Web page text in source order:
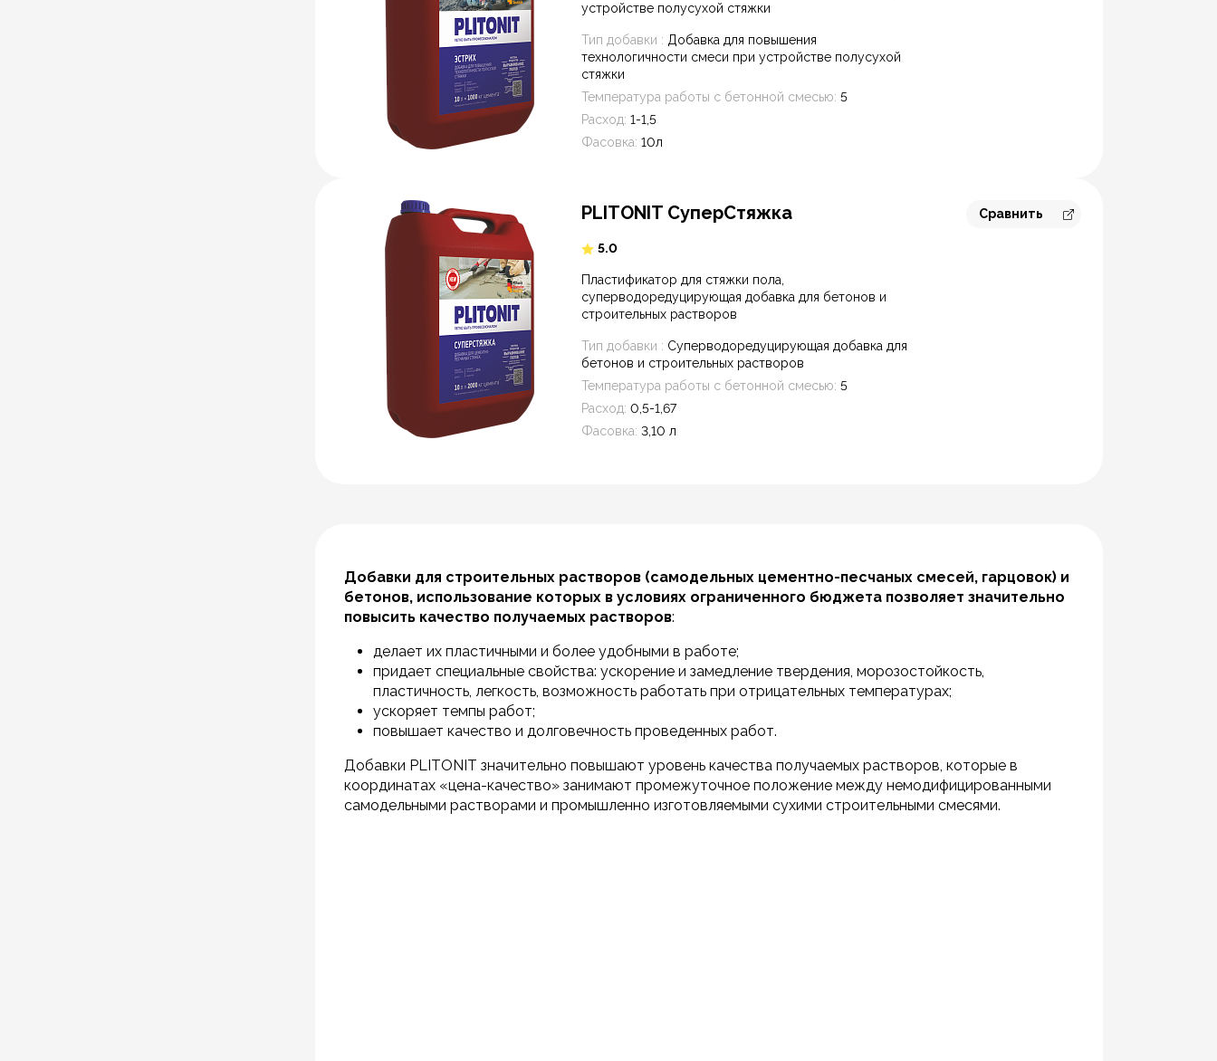
устройстве полусухой стяжки
Тип добавки : Добавка для повышения
технологичности смеси при устройстве полусухой
стяжки
Температура работы с бетонной смесью: 5
Расход: 1-1,5
Фасовка: 10л
PLITONIT СуперСтяжка
5.0
Пластификатор для стяжки пола,
суперводоредуцирующая добавка для бетонов и
строительных растворов
Тип добавки : Суперводоредуцирующая добавка для
бетонов и строительных растворов
Температура работы с бетонной смесью: 5
Расход: 0,5-1,67
Фасовка: 3,10 л
Сравнить
Перейти к сравнению
Добавки для строительных растворов (самодельных цементно-песчаных смесей, гарцовок) и
бетонов, использование которых в условиях ограниченного бюджета позволяет значительно
повысить качество получаемых растворов:
делает их пластичными и более удобными в работе;
придает специальные свойства: ускорение и замедление твердения, морозостойкость,
пластичность, легкость, возможность работать при отрицательных температурах;
ускоряет темпы работ;
повышает качество и долговечность проведенных работ.
Добавки PLITONIT значительно повышают уровень качества получаемых растворов, которые в
координатах «цена-качество» занимают промежуточное положение между немодифицированными
самодельными растворами и промышленно изготовляемыми сухими строительными смесями.